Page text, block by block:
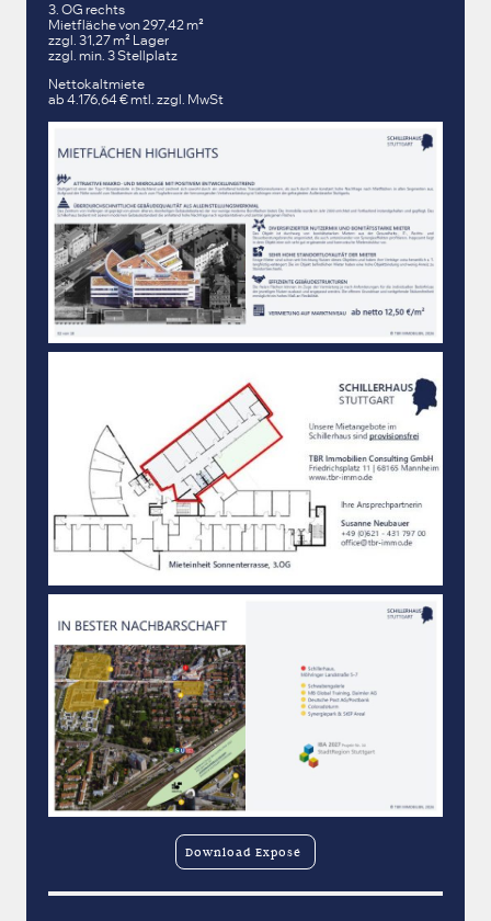
3. OG rechts
Mietfläche von 297,42 m²
zzgl. 31,27 m² Lager
zzgl. min. 3 Stellplatz
Nettokaltmiete
ab 4.176,64 € mtl. zzgl. MwSt
Download Exposé